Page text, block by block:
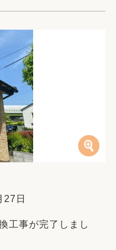
日
工事が完了しまし